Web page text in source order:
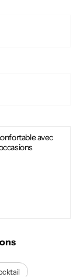
avec